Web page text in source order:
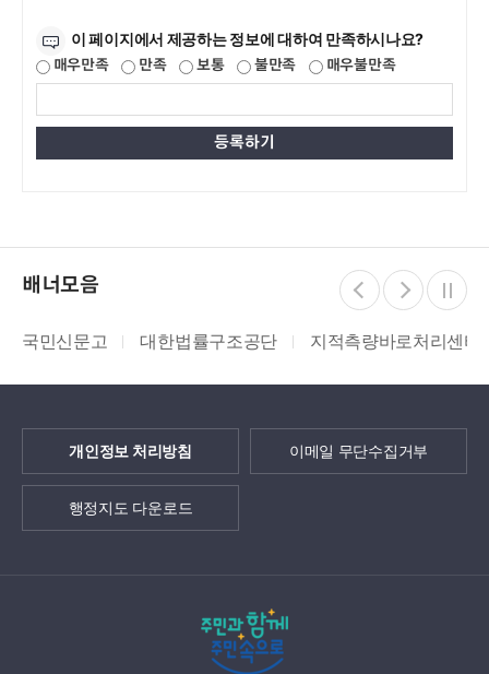
이 페이지에서 제공하는 정보에 대하여 만족하시나요?
매우만족 만족 보통 불만족 매우불만족
배너모음
국민신문고 대한법률구조공단 지적측량바로처리센터
개인정보 처리방침 이메일 무단수집거부
행정지도 다운로드